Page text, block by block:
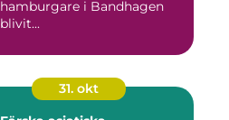
hamburgare i Bandhagen
blivit...
31. okt